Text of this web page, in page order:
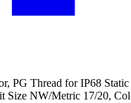
PG Thread for IP68
Size NW/Metric 17/20,